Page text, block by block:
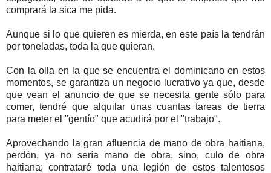
comprará la sica me pida.
Aunque si lo que quieren es mierda, en este país la tendrán
por toneladas, toda la que quieran.
Con la olla en la que se encuentra el dominicano en estos
momentos, se garantiza un negocio lucrativo ya que, desde
que vean el anuncio de que se necesita gente sólo para
comer, tendré que alquilar unas cuantas tareas de tierra
para meter el "gentío" que acudirá por el "trabajo".
Aprovechando la gran afluencia de mano de obra haitiana,
perdón, ya no sería mano de obra, sino, culo de obra
haitiana; contrataré toda una legión de estos talentosos